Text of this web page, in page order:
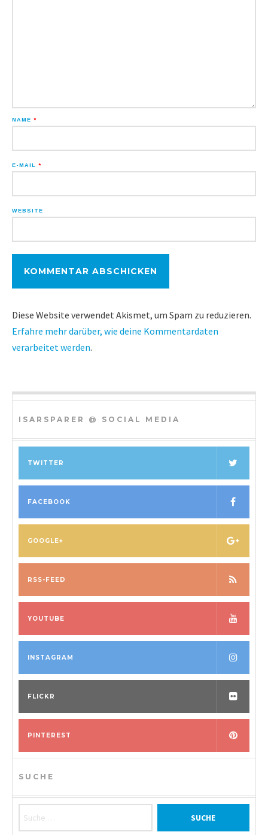
NAME *
E-MAIL *
WEBSITE
Diese Website verwendet Akismet, um Spam zu reduzieren.
Erfahre mehr darüber, wie deine Kommentardaten
verarbeitet werden.
ISARSPARER @ SOCIAL MEDIA
TWITTER
FACEBOOK
GOOGLE+
RSS-FEED
YOUTUBE
INSTAGRAM
FLICKR
PINTEREST
SUCHE